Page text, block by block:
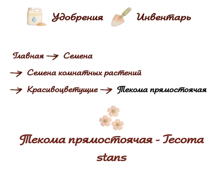
Удобрения Инвентарь
Главная
Семена
Семена комнатных растений
Красивоцветущие
Текома прямостоячая
Текома прямостоячая - Tecoma
stans